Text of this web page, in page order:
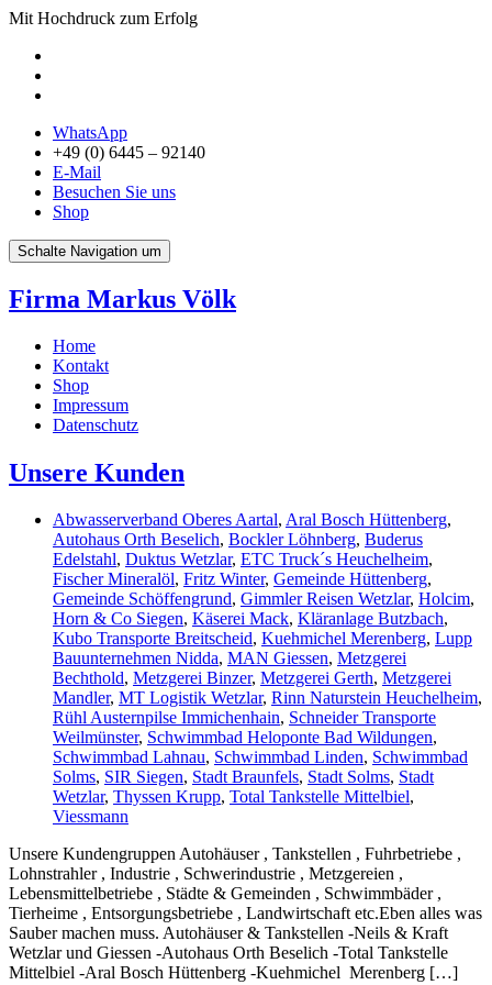
Mit Hochdruck zum Erfolg
WhatsApp
+49 (0) 6445 – 92140
E-Mail
Besuchen Sie uns
Shop
Schalte Navigation um
Firma Markus Völk
Home
Kontakt
Shop
Impressum
Datenschutz
Unsere Kunden
Abwasserverband Oberes Aartal, Aral Bosch Hüttenberg,
Autohaus Orth Beselich, Bockler Löhnberg, Buderus
Edelstahl, Duktus Wetzlar, ETC Truck´s Heuchelheim,
Fischer Mineralöl, Fritz Winter, Gemeinde Hüttenberg,
Gemeinde Schöffengrund, Gimmler Reisen Wetzlar, Holcim,
Horn & Co Siegen, Käserei Mack, Kläranlage Butzbach,
Kubo Transporte Breitscheid, Kuehmichel Merenberg, Lupp
Bauunternehmen Nidda, MAN Giessen, Metzgerei
Bechthold, Metzgerei Binzer, Metzgerei Gerth, Metzgerei
Mandler, MT Logistik Wetzlar, Rinn Naturstein Heuchelheim,
Rühl Austernpilse Immichenhain, Schneider Transporte
Weilmünster, Schwimmbad Heloponte Bad Wildungen,
Schwimmbad Lahnau, Schwimmbad Linden, Schwimmbad
Solms, SIR Siegen, Stadt Braunfels, Stadt Solms, Stadt
Wetzlar, Thyssen Krupp, Total Tankstelle Mittelbiel,
Viessmann
Unsere Kundengruppen Autohäuser , Tankstellen , Fuhrbetriebe ,
Lohnstrahler , Industrie , Schwerindustrie , Metzgereien ,
Lebensmittelbetriebe , Städte & Gemeinden , Schwimmbäder ,
Tierheime , Entsorgungsbetriebe , Landwirtschaft etc.Eben alles was
Sauber machen muss. Autohäuser & Tankstellen -Neils & Kraft
Wetzlar und Giessen -Autohaus Orth Beselich -Total Tankstelle
Mittelbiel -Aral Bosch Hüttenberg -Kuehmichel Merenberg […]